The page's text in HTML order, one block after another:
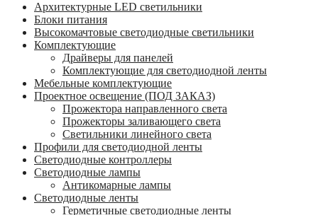
Архитектурные LED светильники
Блоки питания
Высокомачтовые светодиодные светильники
Комплектующие
Драйверы для панелей
Комплектующие для светодиодной ленты
Мебельные комплектующие
Проектное освещение (ПОД ЗАКАЗ)
Прожектора направленного света
Прожекторы заливающего света
Светильники линейного света
Профили для светодиодной ленты
Светодиодные контроллеры
Светодиодные лампы
Антикомарные лампы
Светодиодные ленты
Гермeтичные светодиодные ленты